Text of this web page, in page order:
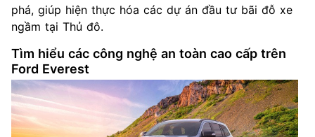
phá, giúp hiện thực hóa các dự án đầu tư bãi đỗ xe
ngầm tại Thủ đô.
Tìm hiểu các công nghệ an toàn cao cấp trên
Ford Everest